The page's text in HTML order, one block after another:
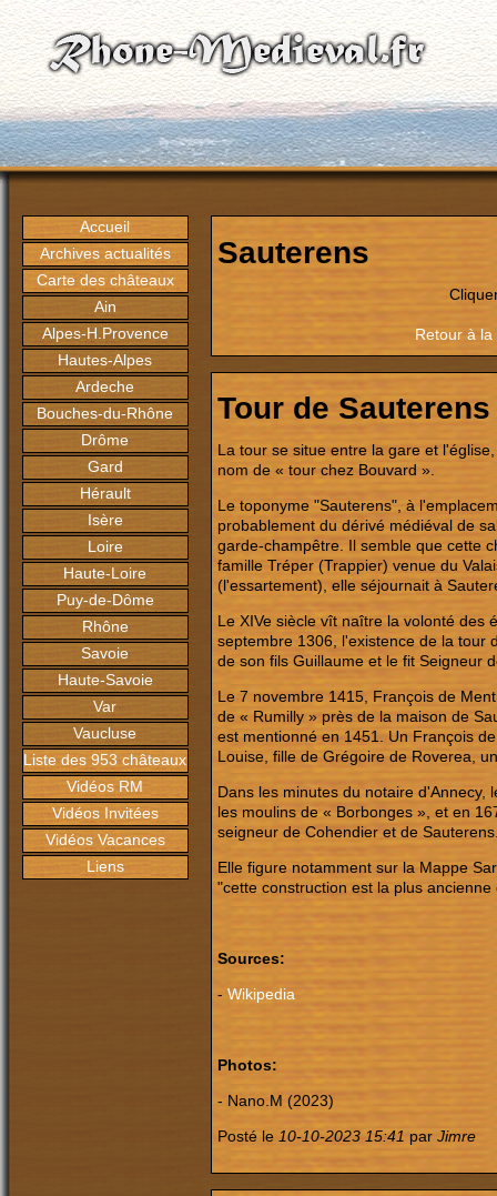
Accueil
Archives actualités
Carte des châteaux
Ain
Alpes-H.Provence
Hautes-Alpes
Ardeche
Bouches-du-Rhône
Drôme
Gard
Hérault
Isère
Loire
Haute-Loire
Puy-de-Dôme
Rhône
Savoie
Haute-Savoie
Var
Vaucluse
Liste des 953 châteaux
Vidéos RM
Vidéos Invitées
Vidéos Vacances
Liens
Sauterens
Retour à
Tour de Sauterens
La tour se situe entre la gare et
nom de « tour chez Bouvard ».
Le toponyme "Sauterens", à
probablement du dérivé médiéval de
garde-champêtre. Il semble que cette
famille Tréper (Trappier) venue du
(l'essartement), elle séjournait à
Le XIVe siècle vît naître la volonté des
septembre 1306, l'existence de la tour
de son fils Guillaume et le fit Seigneur
Le 7 novembre 1415, François de
de « Rumilly » près de la maison de
est mentionné en 1451. Un François
Louise, fille de Grégoire de Roverea,
Dans les minutes du notaire
les moulins de « Borbonges », et en
seigneur de Cohendier et de
Elle figure notamment sur la Mappe
"cette construction est la plus
Sources:
- Wikipedia
Photos:
- Nano.M (2023)
Posté le 10-10-2023 15:41 par Jimre